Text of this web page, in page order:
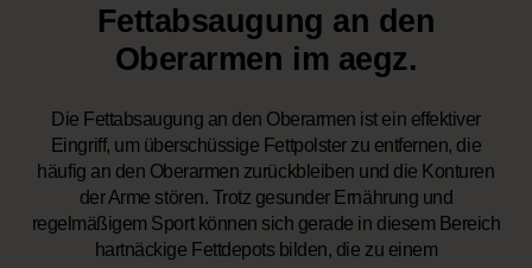
Fettabsaugung an den
Oberarmen im aegz.
Die Fettabsaugung an den Oberarmen ist ein effektiver
Eingriff, um überschüssige Fettpolster zu entfernen, die
häufig an den Oberarmen zurückbleiben und die Konturen
der Arme stören. Trotz gesunder Ernährung und
regelmäßigem Sport können sich gerade in diesem Bereich
hartnäckige Fettdepots bilden, die zu einem